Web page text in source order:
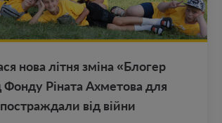
нова літня зміна «Бло­гер
Фонду Ріната Ах­ме­то­ва для
по­ст­раж­да­ли від війни